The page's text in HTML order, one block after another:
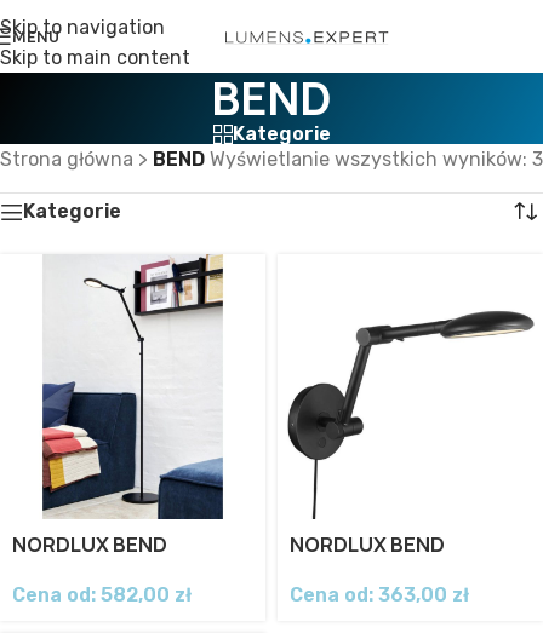
Skip to navigation
Skip to main content
MENU
BEND
Kategorie
Strona główna > BEND Wyświetlanie wszystkich wyników: 3
Kategorie
NORDLUX BEND
Cena od: 582,00 zł
NORDLUX BEND
Cena od: 363,00 zł